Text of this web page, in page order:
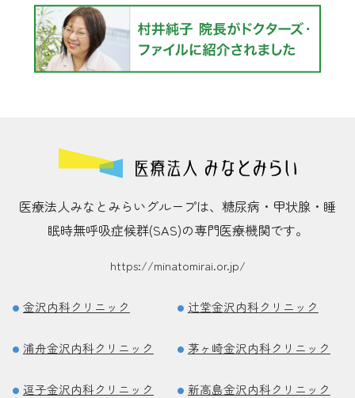
医療法人みなとみらいグループは、糖尿病・甲状腺・睡
眠時無呼吸症候群(SAS)の専門医療機関です。
https://minatomirai.or.jp/
金沢内科クリニック
浦舟金沢内科クリニック
逗子金沢内科クリニック
辻堂金沢内科クリニック
茅ヶ崎金沢内科クリニック
新高島金沢内科クリニック